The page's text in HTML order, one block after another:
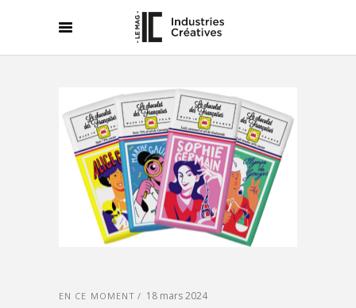
EN CE MOMENT 18 mars 2024